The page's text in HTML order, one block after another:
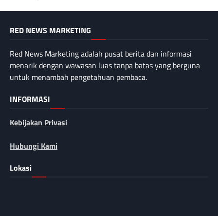
RED NEWS MARKETING
Red News Marketing adalah pusat berita dan informasi
menarik dengan wawasan luas tanpa batas yang berguna
untuk menambah pengetahuan pembaca.
INFORMASI
Kebijakan Privasi
Hubungi Kami
Lokasi